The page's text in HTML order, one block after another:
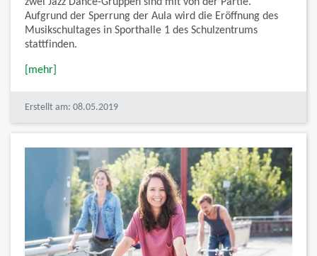
zwei Jazz Dance-Gruppen sind mit von der Partie.
Aufgrund der Sperrung der Aula wird die Eröffnung des
Musikschultages in Sporthalle 1 des Schulzentrums
stattfinden.
[mehr]
Erstellt am: 08.05.2019